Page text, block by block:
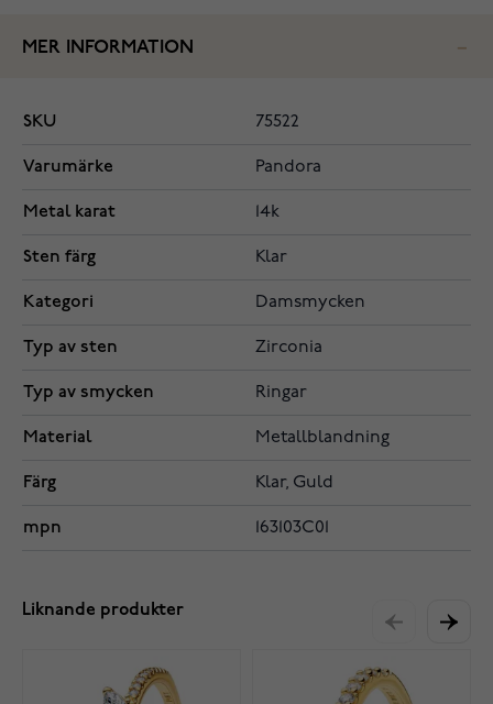
MER INFORMATION
SKU 75522
Varumärke Pandora
Metal karat 14k
Sten färg Klar
Kategori Damsmycken
Typ av sten Zirconia
Typ av smycken Ringar
Material Metallblandning
Färg Klar, Guld
mpn 163103C01
Liknande produkter